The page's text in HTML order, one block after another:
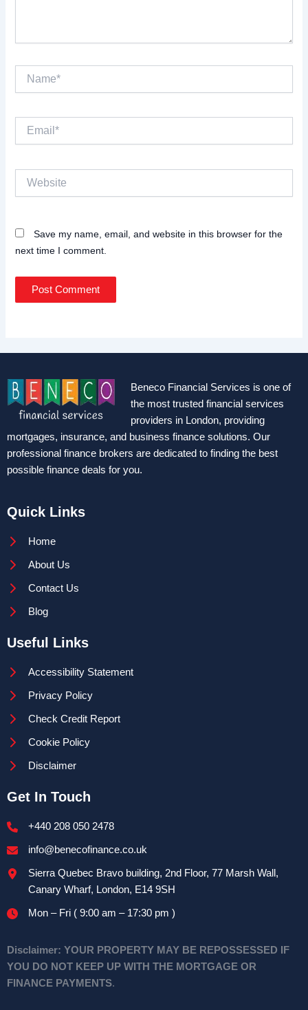
Email*
Save my name, email, and website in this browser for the
next time I comment.
Beneco Financial Services is one of
the most trusted financial services
providers in London, providing
mortgages, insurance, and business finance solutions. Our
professional finance brokers are dedicated to finding the best
possible finance deals for you.
Quick Links
Home
About Us
Contact Us
Blog
Useful Links
Accessibility Statement
Privacy Policy
Check Credit Report
Cookie Policy
Disclaimer
Get In Touch
+440 208 050 2478
info@benecofinance.co.uk
Sierra Quebec Bravo building, 2nd Floor, 77 Marsh Wall,
Canary Wharf, London, E14 9SH
Mon – Fri ( 9:00 am – 17:30 pm )
Disclaimer: YOUR PROPERTY MAY BE REPOSSESSED IF
YOU DO NOT KEEP UP WITH THE MORTGAGE OR
FINANCE PAYMENTS.